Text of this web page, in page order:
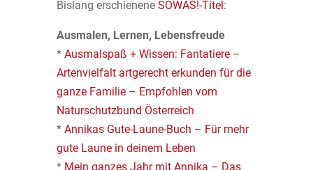
Bislang erschienene SOWAS!-Titel:
Ausmalen, Lernen, Lebensfreude
* Ausmalspaß + Wissen: Fantatiere –
Artenvielfalt artgerecht erkunden für die
ganze Familie – Empfohlen vom
Naturschutzbund Österreich
* Annikas Gute-Laune-Buch – Für mehr
gute Laune in deinem Leben
* Mein ganzes Jahr mit Annika – Das